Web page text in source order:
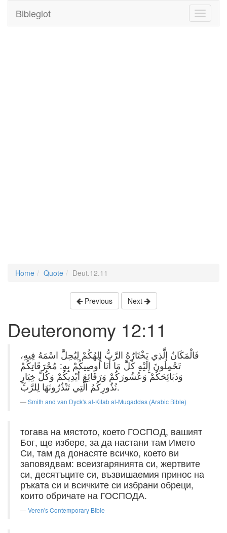
Toggle
Bibleglot
Home Quote Deut.12.11
Previous Next
Deuteronomy 12:11
فَالْمَكَانُ الَّذِي يَخْتَارُهُ الرَّبُّ إِلهُكُمْ لِيُحِلَّ اسْمَهُ فِيهِ،
تَحْمِلُونَ إِلَيْهِ كُلَّ مَا أَنَا أُوصِيكُمْ بِهِ: مُحْرَقَاتِكُمْ
وَذَبَائِحَكُمْ وَعُشُورَكُمْ وَرَفَائِعَ أَيْدِيكُمْ وَكُلَّ خِيَارِ
نُذُورِكُمُ الَّتِي تَنْذُرُونَهَا لِلرَّبِّ.
Smith and van Dyck's al-Kitab al-Muqaddas (Arabic Bible)
тогава на мястото, което ГОСПОД, вашият
Бог, ще избере, за да настани там Името
Си, там да донасяте всичко, което ви
заповядвам: всеизгарянията си, жертвите
си, десятъците си, възвишаемия принос на
ръката си и всичките си избрани обреци,
които обричате на ГОСПОДА.
Veren's Contemporary Bible